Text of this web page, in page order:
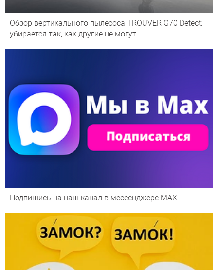
Обзор вертикального пылесоса TROUVER G70 Detect:
убирается так, как другие не могут
Подпишись на наш канал в мессенджере МАХ